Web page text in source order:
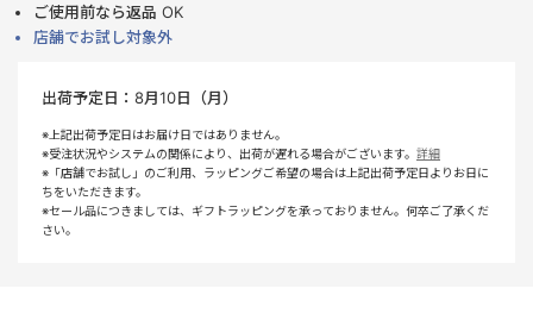
ご使用前なら返品 OK
店舗でお試し対象外
出荷予定日： 8月10日（月）
※上記出荷予定日はお届け日ではありません。
※受注状況やシステムの関係により、出荷が遅れる場合がございます。 詳細
※「店舗でお試し」のご利用、ラッピングご希望の場合は上記出荷予定日よりお日に
ちをいただきます。
※セール品につきましては、ギフトラッピングを承っておりません。何卒ご了承くだ
さい。